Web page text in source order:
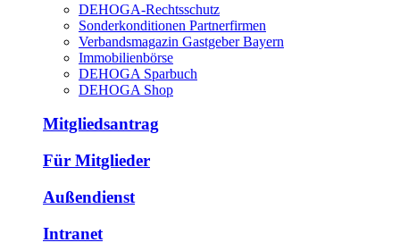
DEHOGA-Rechtsschutz
Sonderkonditionen Partnerfirmen
Verbandsmagazin Gastgeber Bayern
Immobilienbörse
DEHOGA Sparbuch
DEHOGA Shop
Mitgliedsantrag
Für Mitglieder
Außendienst
Intranet